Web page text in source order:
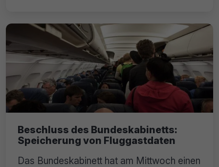
Beschluss des Bundeskabinetts:
Speicherung von Fluggastdaten
Das Bundeskabinett hat am Mittwoch einen